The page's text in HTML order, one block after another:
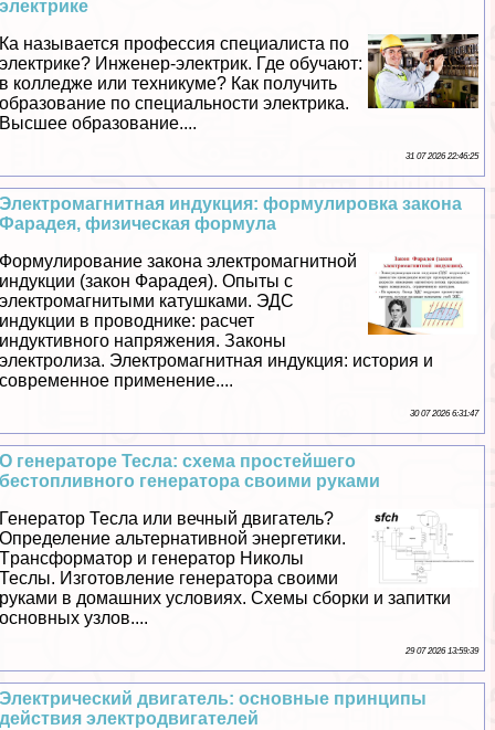
электрике
Ка называется профессия специалиста по
электрике? Инженер-электрик. Где обучают:
в колледже или техникуме? Как получить
образование по специальности электрика.
Высшее образование....
31 07 2026 22:46:25
Электромагнитная индукция: формулировка закона
Фарадея, физическая формула
Формулирование закона электромагнитной
индукции (закон Фарадея). Опыты с
электромагнитыми катушками. ЭДС
индукции в проводнике: расчет
индуктивного напряжения. Законы
электролиза. Электромагнитная индукция: история и
современное применение....
30 07 2026 6:31:47
О генераторе Тесла: схема простейшего
бестопливного генератора своими руками
Генератор Тесла или вечный двигатель?
Определение альтернативной энергетики.
Tрaнcформатор и генератор Николы
Теслы. Изготовление генератора своими
руками в домашних условиях. Схемы сборки и запитки
основных узлов....
29 07 2026 13:59:39
Электрический двигатель: основные принципы
действия электродвигателей